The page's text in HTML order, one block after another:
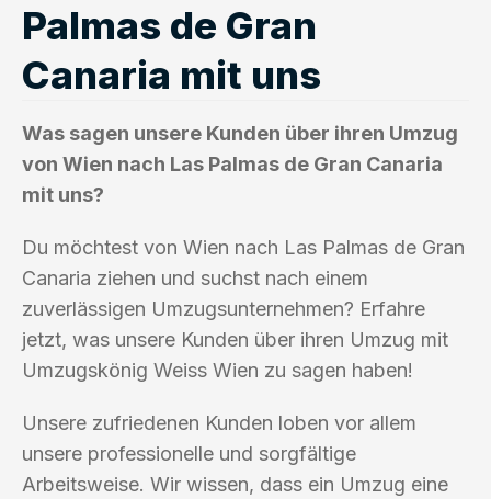
Palmas de Gran
Canaria mit uns
Was sagen unsere Kunden über ihren Umzug
von Wien nach Las Palmas de Gran Canaria
mit uns?
Du möchtest von Wien nach Las Palmas de Gran
Canaria ziehen und suchst nach einem
zuverlässigen Umzugsunternehmen? Erfahre
jetzt, was unsere Kunden über ihren Umzug mit
Umzugskönig Weiss Wien zu sagen haben!
Unsere zufriedenen Kunden loben vor allem
unsere professionelle und sorgfältige
Arbeitsweise. Wir wissen, dass ein Umzug eine